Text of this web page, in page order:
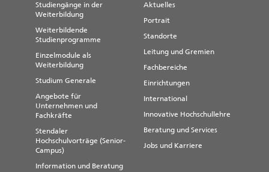
Studiengänge in der
Weiterbildung
Weiterbildende
Studienprogramme
Einzelmodule als
Weiterbildung
Studium Generale
Angebote für
Unternehmen und
Fachkräfte
Stendaler
Hochschulvorträge (Senior-
Campus)
Information und Beratung
Aktuelles
Portrait
Standorte
Leitung und Gremien
Fachbereiche
Einrichtungen
International
Innovative Hochschullehre
Beratung und Services
Jobs und Karriere